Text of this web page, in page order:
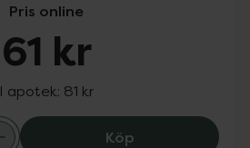
Pris online
61 kr
I apotek: 81 kr
KöpModifast Low